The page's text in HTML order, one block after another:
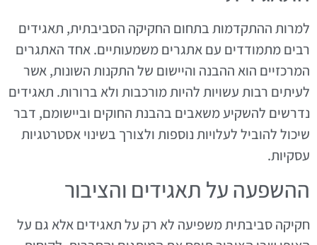
למרות ההתקדמות בתחום החקיקה הסביבתית, תאגידים
רבים מתמודדים עם אתגרים משמעותיים. אחד האתגרים
המרכזיים הוא ההבנה והיישום של התקנות השונות, אשר
לעיתים רבות עשויות להיות מורכבות ולא ברורות. תאגידים
נדרשים להשקיע משאבים בהבנת החוקים וביישומם, דבר
שיכול להוביל לעלויות נוספות ולצורך בשינוי אסטרטגיות
עסקיות.
ההשפעה על תאגידים והציבור
חקיקה סביבתית משפיעה לא רק על תאגידים אלא גם על